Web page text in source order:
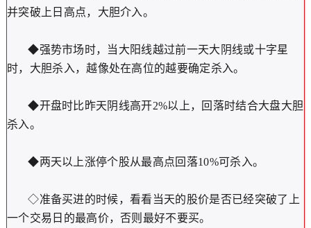
并突破上日高点，大胆介入。
◆强势市场时，当大阳线越过前一天大阴线或十字星
时，大胆杀入，越像处在高位的越要确定杀入。
◆开盘时比昨天阴线高开2%以上，回落时结合大盘大胆
杀入。
◆两天以上涨停个股从最高点回落10%可杀入。
◇准备买进的时候，看看当天的股价是否已经突破了上
一个交易日的最高价，否则最好不要买。